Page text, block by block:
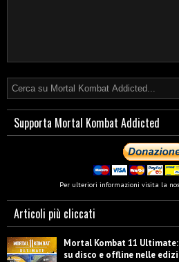
Supporta Mortal Kombat Addicted
Per ulteriori informazioni visita la
Articoli più cliccati
Mortal Kombat 11
su disco e offline nelle